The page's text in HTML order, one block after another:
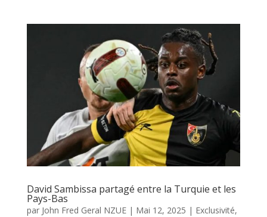
David Sambissa partagé entre la Turquie et les
Pays-Bas
par John Fred Geral NZUE| Mai 12, 2025 | Exclusivité,